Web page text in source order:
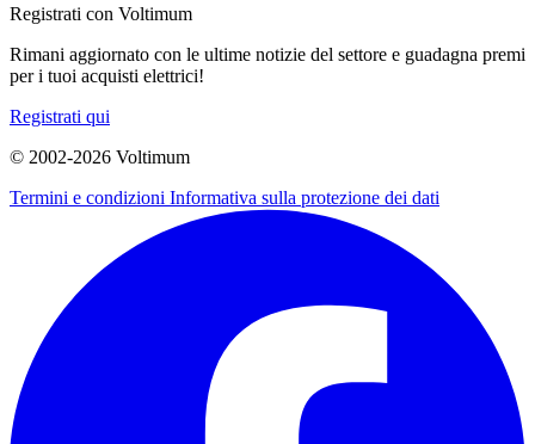
Registrati con Voltimum
Rimani aggiornato con le ultime notizie del settore e guadagna premi
per i tuoi acquisti elettrici!
Registrati qui
© 2002-2026 Voltimum
Termini e condizioni Informativa sulla protezione dei dati